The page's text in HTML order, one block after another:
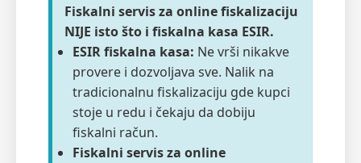
Fiskalni servis za online fiskalizaciju
NIJE isto što i fiskalna kasa ESIR.
ESIR fiskalna kasa: Ne vrši nikakve
provere i dozvoljava sve. Nalik na
tradicionalnu fiskalizaciju gde kupci
stoje u redu i čekaju da dobiju
fiskalni račun.
Fiskalni servis za online